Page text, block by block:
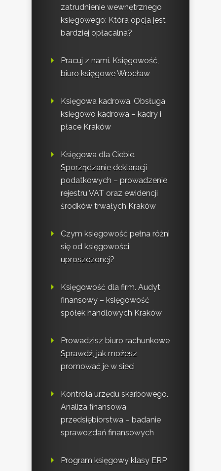
zatrudnienie wewnętrznego
księgowego: Która opcja jest
bardziej opłacalna?
Pracuj z nami. Księgowość,
biuro księgowe Wrocław
Księgowa kadrowa. Obsługa
księgowo kadrowa – kadry i
płace Kraków
Księgowa dla Ciebie.
Sporządzanie deklaracji
podatkowych – prowadzenie
rejestru VAT oraz ewidencji
środków trwałych Kraków
Czym księgowość pełna różni
się od księgowości
uproszczonej?
Księgowość dla firm. Audyt
finansowy – księgowość
spółek handlowych Kraków
Prowadzisz biuro rachunkowe
Sprawdź, jak możesz
promować je w sieci
Kontrola urzędu skarbowego.
Analiza finansowa
przedsiębiorstwa – badanie
sprawozdań finansowych
Program księgowy klasy ERP